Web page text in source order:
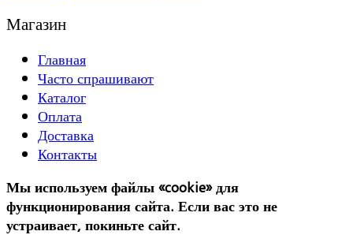
Магазин
Главная
Часто спрашивают
Каталог
Оплата
Доставка
Контакты
Мы используем файлы «cookie» для
функционирования сайта. Если вас это не
устраивает, покиньте сайт.